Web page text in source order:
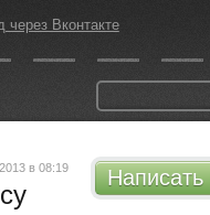
через Вконтакте
Написать
в 08:19